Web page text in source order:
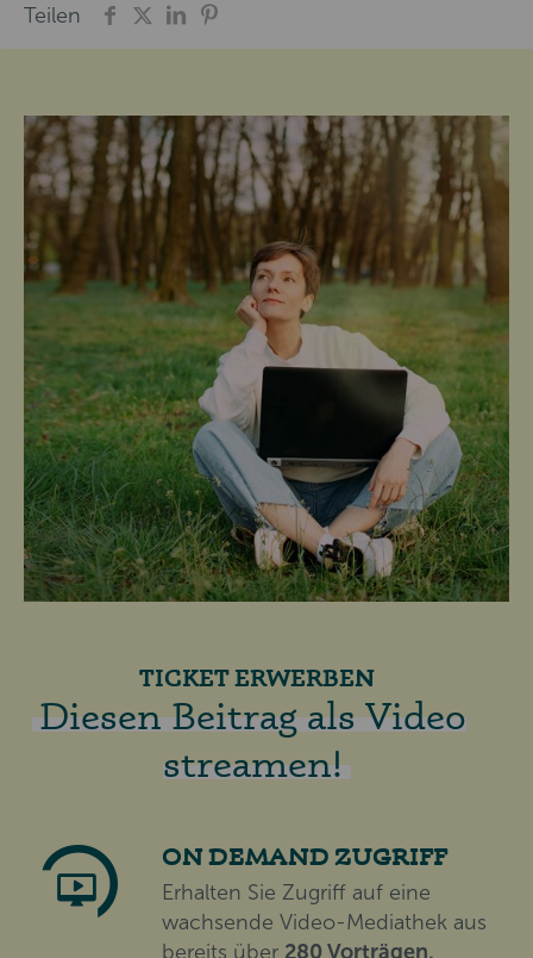
Teilen
TICKET ERWERBEN
Diesen Beitrag als Video
streamen!
ON DEMAND ZUGRIFF
Erhalten Sie Zugriff auf eine
wachsende Video-Mediathek aus
bereits über 280 Vorträgen,